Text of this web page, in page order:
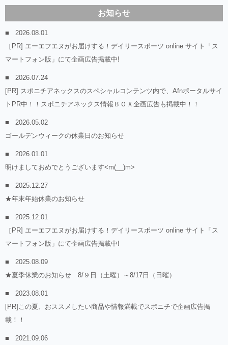
お知らせ
2026.08.01
［PR] エーエフエヌがお届けする！デイリースポーツ online サイト「ス
マートフォン版」にて企画広告掲載中!
2026.07.24
[PR] スポニチアネックスのスペシャルコンテンツ内で、Afnポータルサイ
トPR中！！スポニチアネックス情報ＢＯＸ企画広告も掲載中！！
2026.05.02
ゴールデンウィークの休業日のお知らせ
2026.01.01
明けましておめでとうございます<m(__)m>
2025.12.27
★年末年始休業のお知らせ
2025.12.01
［PR] エーエフエヌがお届けする！デイリースポーツ online サイト「ス
マートフォン版」にて企画広告掲載中!
2025.08.09
★夏季休業のお知らせ 8/９日（土曜）～8/17日（日曜）
2023.08.01
[PR]この夏、おススメしたい商品や情報満載でスポニチで企画広告掲
載！！
2021.09.06